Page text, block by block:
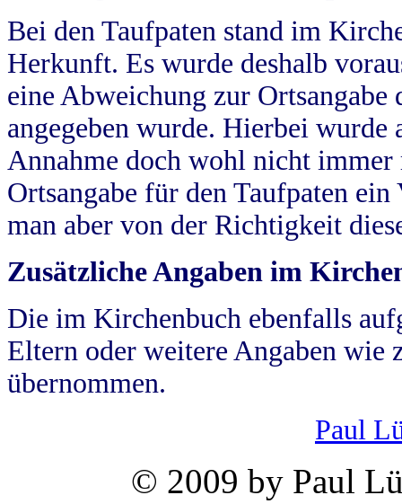
Bei den Taufpaten stand im
Herkunft. Es wurde deshalb
eine Abweichung zur
angegeben wurde. Hierbei wurde
Annahme doch wohl nicht
Ortsangabe für den Taufpaten
man aber von der Richtigkeit
Zusätzliche Angaben im
Die im Kirchenbuch ebenfalls
Eltern oder weitere Angaben wie
übernommen.
Paul
© 2009 by Paul